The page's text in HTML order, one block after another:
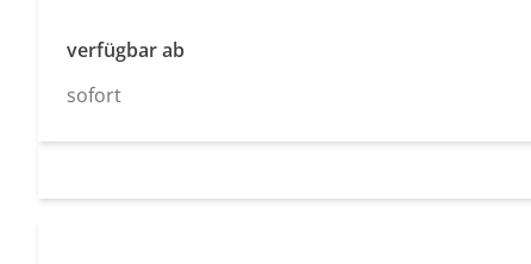
verfügbar ab
sofort